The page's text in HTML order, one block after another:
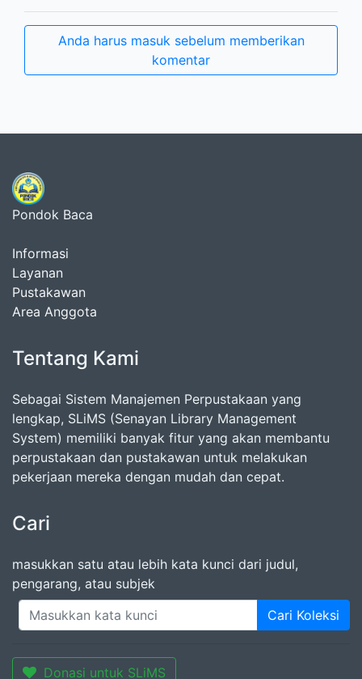
Anda harus masuk sebelum memberikan
komentar
Pondok Baca
Informasi
Layanan
Pustakawan
Area Anggota
Tentang Kami
Sebagai Sistem Manajemen Perpustakaan yang
lengkap, SLiMS (Senayan Library Management
System) memiliki banyak fitur yang akan membantu
perpustakaan dan pustakawan untuk melakukan
pekerjaan mereka dengan mudah dan cepat.
Cari
masukkan satu atau lebih kata kunci dari judul,
pengarang, atau subjek
Cari Koleksi
Donasi untuk SLiMS